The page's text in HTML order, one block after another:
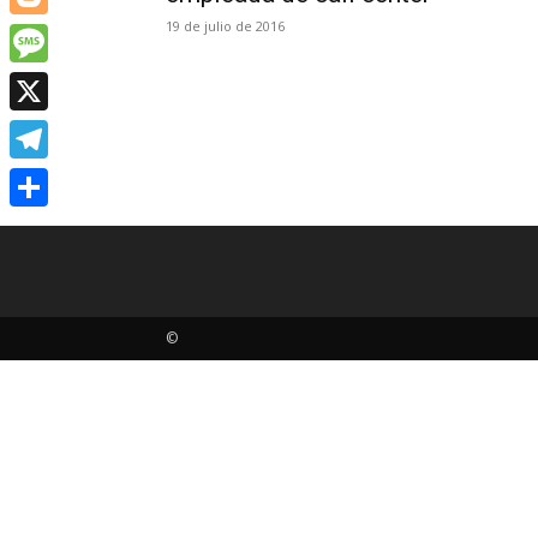
19 de julio de 2016
©
Blogger
Message
X
Telegram
Share